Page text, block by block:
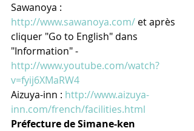
Sawanoya :
http://www.sawanoya.com/ et après
cliquer "Go to English" dans
"Information" -
http://www.youtube.com/watch?
v=fyij6XMaRW4
Aizuya-inn : http://www.aizuya-
inn.com/french/facilities.html
Préfecture de Simane-ken